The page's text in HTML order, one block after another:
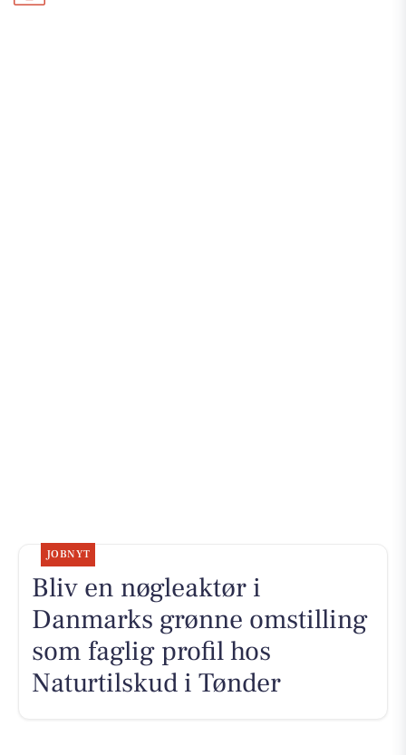
JOBNYT
Bliv en nøgleaktør i
Danmarks grønne omstilling
som faglig profil hos
Naturtilskud i Tønder